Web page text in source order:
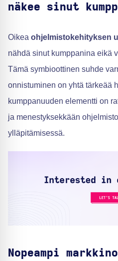
näkee sinut
Oikea ohjelmistokehityksen
nähdä sinut kumppanina eikä
Tämä symbioottinen suhde
onnistuminen on yhtä tärkeää
kumppanuuden elementti on
ja menestyksekkään
ylläpitämisessä.
Nopeampi